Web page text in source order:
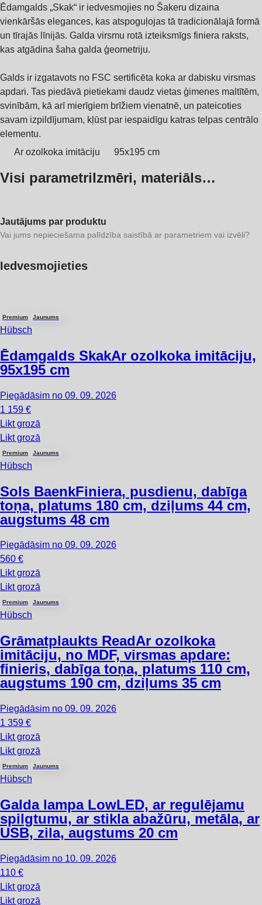
Ēdamgalds „Skak“ ir iedvesmojies no Šakeru dizaina
vienkāršās elegances, kas atspoguļojas tā tradicionālajā formā
un tīrajās līnijās. Galda virsmu rotā izteiksmīgs finiera raksts,
kas atgādina šaha galda ģeometriju.
Galds ir izgatavots no FSC sertificēta koka ar dabisku virsmas
apdari. Tas piedāvā pietiekami daudz vietas ģimenes maltītēm,
svinībām, kā arī mierīgiem brīžiem vienatnē, un pateicoties
savam izpildījumam, kļūst par iespaidīgu katras telpas centrālo
elementu.
Ar ozolkoka imitāciju
95x195 cm
Visi parametriIzmēri, materiāls…
Jautājums par produktu
Vai jums nepieciešama palīdzība saistībā ar parametriem vai izvēli?
Iedvesmojieties
Premium Jaunums
Hübsch
Ēdamgalds SkakAr ozolkoka imitāciju,
95x195 cm
Piegādāsim no 09. 09. 2026
1 159 €
Likt grozā
Likt grozā
Premium Jaunums
Hübsch
Sols BaenkFiniera, pusdienu, dabīga
toņa, platums 180 cm, dziļums 44 cm,
augstums 48 cm
Piegādāsim no 09. 09. 2026
560 €
Likt grozā
Likt grozā
Premium Jaunums
Hübsch
Grāmatplaukts ReadAr ozolkoka
imitāciju, no MDF, virsmas apdare:
finieris, dabīga toņa, platums 110 cm,
augstums 190 cm, dziļums 35 cm
Piegādāsim no 09. 09. 2026
1 359 €
Likt grozā
Likt grozā
Premium Jaunums
Hübsch
Galda lampa LowLED, ar regulējamu
spilgtumu, ar stikla abažūru, metāla, ar
USB, zila, augstums 20 cm
Piegādāsim no 10. 09. 2026
110 €
Likt grozā
Likt grozā